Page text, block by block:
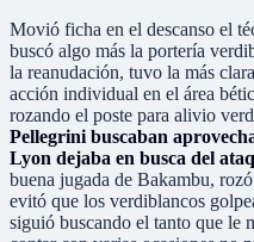
Movió ficha en el descanso el
buscó algo más la portería
la reanudación, tuvo la más
acción individual en el área
rozando el poste para alivio
Pellegrini buscaban
Lyon dejaba en busca del
buena jugada de Bakambu,
evitó que los verdiblancos
siguió buscando el tanto que le